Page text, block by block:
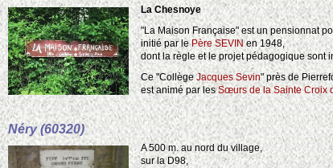
La Chesnoye
"La Maison Française" est un pensionnat
initié par lePère SEVINen 1948,
dont la règle et le projet pédagogique sont
Ce "CollègeJacques Sevin" près de
est animé par lesSœurs de la Sainte Croix
Néry (60320)
A 500 m. au nord du village,
sur la D98,